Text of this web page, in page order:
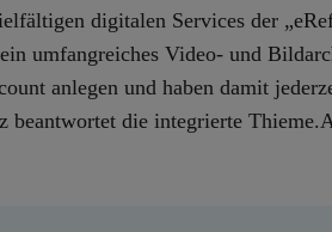
digitalen Services der
umfangreiches Video- und
anlegen und haben damit
beantwortet die integrierte